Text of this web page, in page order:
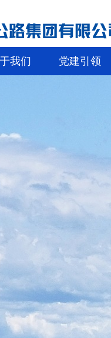
我们 党建引领